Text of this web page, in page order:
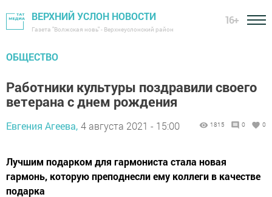
ВЕРХНИЙ УСЛОН НОВОСТИ
Газета "Волжская новь" - Верхнеуслонский район
16+
ОБЩЕСТВО
Работники культуры поздравили своего
ветерана с днем рождения
Евгения Агеева, 4 августа 2021 - 15:00 1815 0 0
Лучшим подарком для гармониста стала новая
гармонь, которую преподнесли ему коллеги в качестве
подарка